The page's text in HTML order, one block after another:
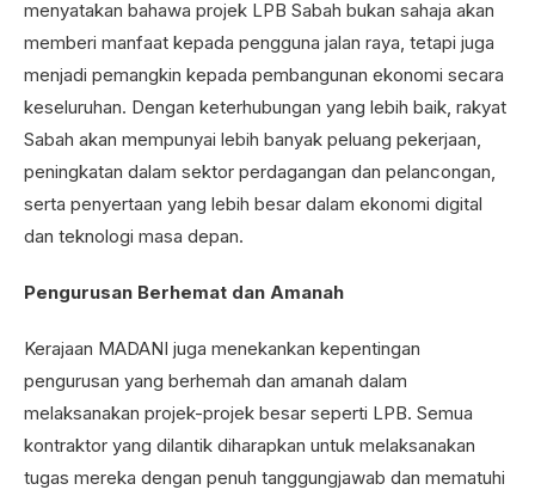
menyatakan bahawa projek LPB Sabah bukan sahaja akan
memberi manfaat kepada pengguna jalan raya, tetapi juga
menjadi pemangkin kepada pembangunan ekonomi secara
keseluruhan. Dengan keterhubungan yang lebih baik, rakyat
Sabah akan mempunyai lebih banyak peluang pekerjaan,
peningkatan dalam sektor perdagangan dan pelancongan,
serta penyertaan yang lebih besar dalam ekonomi digital
dan teknologi masa depan.
Pengurusan Berhemat dan Amanah
Kerajaan MADANI juga menekankan kepentingan
pengurusan yang berhemah dan amanah dalam
melaksanakan projek-projek besar seperti LPB. Semua
kontraktor yang dilantik diharapkan untuk melaksanakan
tugas mereka dengan penuh tanggungjawab dan mematuhi